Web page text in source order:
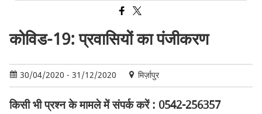
कोविड-19: प्रवासियों का पंजीकरण
30/04/2020 - 31/12/2020 मिर्ज़ापुर
किसी भी प्रश्न के मामले में संपर्क करें : 0542-256357